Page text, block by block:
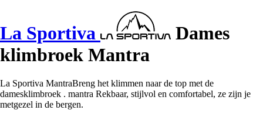
La Sportiva
Dames
klimbroek Mantra
La Sportiva MantraBreng het klimmen naar de top met de
damesklimbroek . mantra Rekbaar, stijlvol en comfortabel, ze zijn je
metgezel in de bergen.